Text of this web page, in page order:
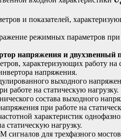
и показателей,
режимных параметров
напряжения и двухзвенный
характеризующих работу на
напряжения.
выходного
работе на статическую нагрузку.
состава выходного
при работе на
характеристик
статическую нагрузку.
для трехфазного